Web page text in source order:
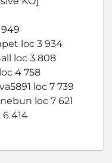
loc 3 934
loc 3 808
4 758
loc 7 739
loc 7 621
414